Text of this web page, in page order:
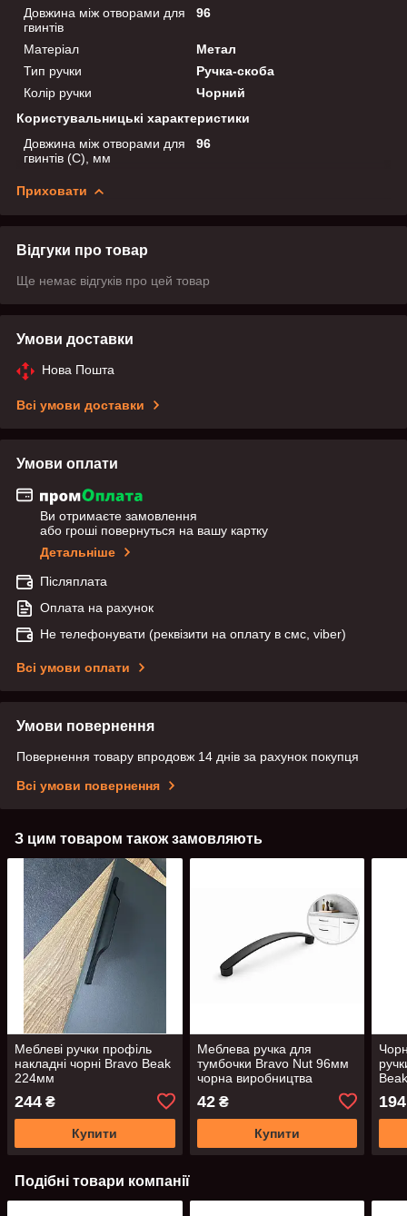
Довжина між отворами для
гвинтів
96
Матеріал
Метал
Тип ручки
Ручка-скоба
Колір ручки
Чорний
Користувальницькі характеристики
Довжина між отворами для
гвинтів (C), мм
96
Приховати
Відгуки про товар
Ще немає відгуків про цей товар
Умови доставки
Нова Пошта
Всі умови доставки
Умови оплати
Ви отримаєте замовлення
або гроші повернуться на вашу картку
Детальніше
Післяплата
Оплата на рахунок
Не телефонувати (реквізити на оплату в смс, viber)
Всі умови оплати
Умови повернення
Повернення товару впродовж 14 днів за рахунок покупця
Всі умови повернення
З цим товаром також замовляють
Меблеві ручки профіль
накладні чорні Bravo Beak
224мм
244 ₴
Купити
Меблева ручка для
тумбочки Bravo Nut 96мм
чорна виробництва
42₴
Купити
194
Подібні товари компанії